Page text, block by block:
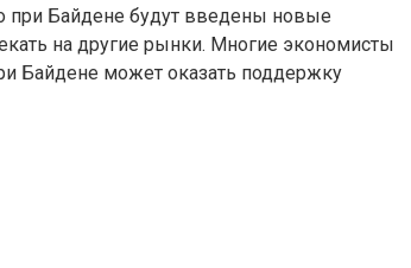
при Байдене будут введены новые
на другие рынки. Многие экономисты
Байдене может оказать поддержку